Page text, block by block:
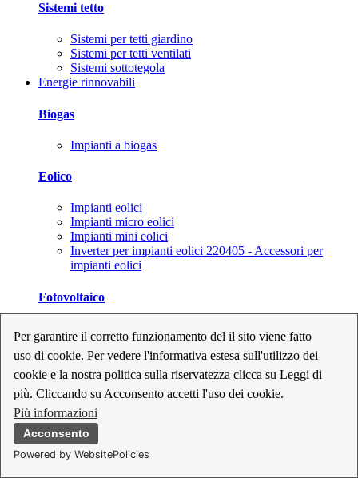
Per garantire il corretto funzionamento del il sito viene fatto
uso di cookie. Per vedere l'informativa estesa sull'utilizzo dei
cookie e la nostra politica sulla riservatezza clicca su Leggi di
più. Cliccando su Acconsento accetti l'uso dei cookie.
Più informazioni
Acconsento
Powered by WebsitePolicies
Sistemi tetto
Sistemi per tetti giardino
Sistemi per tetti ventilati
Sistemi sottotegola
Energie rinnovabili
Biogas
Impianti a biogas
Eolico
Impianti eolici
Impianti micro eolici
Impianti mini eolici
Inverter per impianti eolici 220405 - Accessori per
impianti eolici
Fotovoltaico
Inverter per impianti fotovoltaici
Kit per impianti fotovoltaici
Moduli fotovoltaici
Sistemi di monitoraggio per impianti fotovoltaici
Strumenti di collaudo e configurazione per impianti
fotovoltaici
Supporti per impianti fotovoltaici
Geotermia